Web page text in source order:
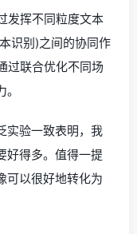
发挥不同粒度文本
识别)之间的协同作
过联合优化不同场
实验一致表明，我
好得多。值得一提
可以很好地转化为